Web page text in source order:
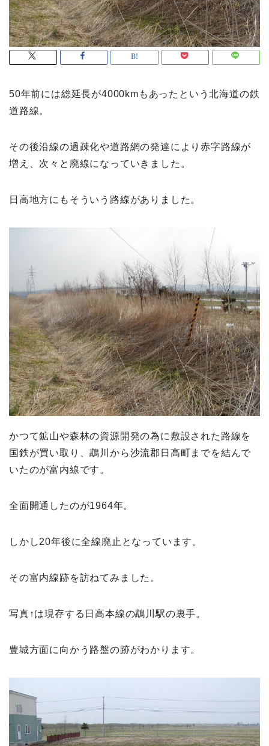
50年前には総延長が4000kmもあったという北海道の鉄
道路線。
その後沿線の過疎化や道路網の発達により赤字路線が
増え、次々と廃線になっていきました。
日高地方にもそういう路線がありました。
かつて鉱山や森林の資源開発の為に敷設された路線を
国鉄が買い取り、鵡川から沙流郡日高町までを結んで
いたのが富内線です。
全面開通したのが1964年。
しかし20年後に全線廃止となっています。
その富内線跡を訪ねてみました。
写真↑は現存する日高本線の鵡川駅の裏手。
豊城方面に向かう路盤の跡がわかります。